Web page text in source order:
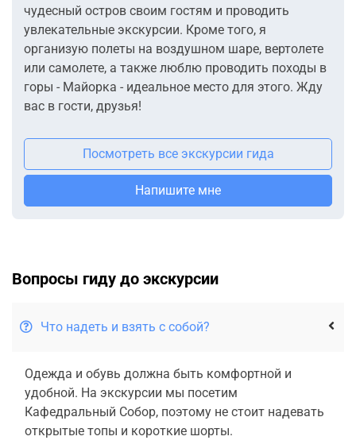
чудесный остров своим гостям и проводить
увлекательные экскурсии. Кроме того, я
организую полеты на воздушном шаре, вертолете
или самолете, а также люблю проводить походы в
горы - Майорка - идеальное место для этого. Жду
вас в гости, друзья!
Посмотреть все экскурсии гида
Напишите мне
Вопросы гиду до экскурсии
Что надеть и взять с собой?
Одежда и обувь должна быть комфортной и
удобной. На экскурсии мы посетим
Кафедральный Собор, поэтому не стоит надевать
открытые топы и короткие шорты.